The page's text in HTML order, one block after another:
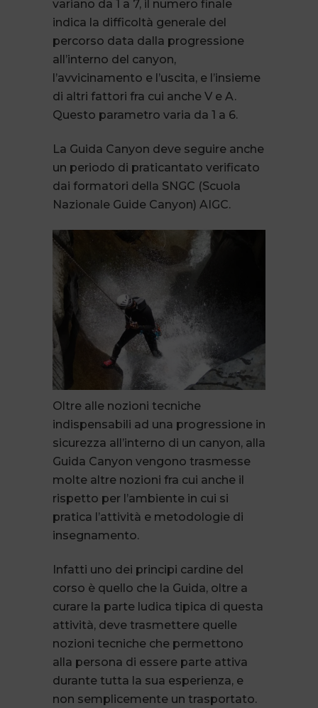
variano da 1 a 7, il numero finale
indica la difficoltà generale del
percorso data dalla progressione
all’interno del canyon,
l’avvicinamento e l’uscita, e l’insieme
di altri fattori fra cui anche V e A.
Questo parametro varia da 1 a 6.
La Guida Canyon deve seguire anche
un periodo di praticantato verificato
dai formatori della SNGC (Scuola
Nazionale Guide Canyon) AIGC.
Oltre alle nozioni tecniche
indispensabili ad una progressione in
sicurezza all’interno di un canyon, alla
Guida Canyon vengono trasmesse
molte altre nozioni fra cui anche il
rispetto per l’ambiente in cui si
pratica l’attività e metodologie di
insegnamento.
Infatti uno dei principi cardine del
corso è quello che la Guida, oltre a
curare la parte ludica tipica di questa
attività, deve trasmettere quelle
nozioni tecniche che permettono
alla persona di essere parte attiva
durante tutta la sua esperienza, e
non semplicemente un trasportato.